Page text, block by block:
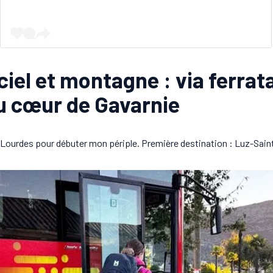
et montagne : via
cœur de Gavarnie
pour débuter mon périple. Première destination : Luz-